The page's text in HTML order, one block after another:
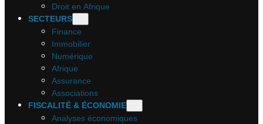
Droit en Afrique
SECTEURS
Finance
Immobilier
Numérique
Afrique
Assurance
Associations
FISCALITÉ & ÉCONOMIE
Analyses économiques